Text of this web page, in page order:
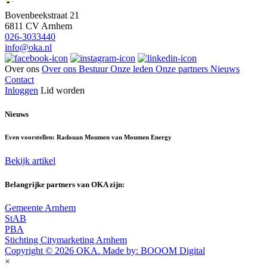
Bovenbeekstraat 21
6811 CV Arnhem
026-3033440
info@oka.nl
Over ons Over ons BestuurOnze leden Onze partners Nieuws
Contact
Inloggen Lid worden
Nieuws
Even voorstellen: Radouan Moumen van Moumen Energy
Bekijk artikel
Belangrijke partners van OKA zijn:
Gemeente Arnhem
StAB
PBA
Stichting Citymarketing Arnhem
Copyright © 2026 OKA. Made by: BOOOM Digital
×